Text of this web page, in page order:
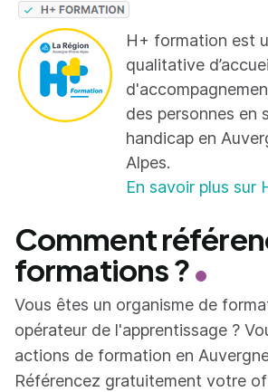
H+ formation est
qualitative
des personnes en
handicap en
Alpes.
En savoir plus sur
Comment
formations ?
Vous êtes un organisme de
opérateur de l'apprentissage ?
actions de formation en
Référencez gratuitement votre